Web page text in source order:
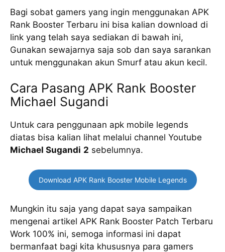
Bagi sobat gamers yang ingin menggunakan APK
Rank Booster Terbaru ini bisa kalian download di
link yang telah saya sediakan di bawah ini,
Gunakan sewajarnya saja sob dan saya sarankan
untuk menggunakan akun Smurf atau akun kecil.
Cara Pasang APK Rank Booster
Michael Sugandi
Untuk cara penggunaan apk mobile legends
diatas bisa kalian lihat melalui channel Youtube
Michael Sugandi 2 sebelumnya.
Download APK Rank Booster Mobile Legends
Mungkin itu saja yang dapat saya sampaikan
mengenai artikel APK Rank Booster Patch Terbaru
Work 100% ini, semoga informasi ini dapat
bermanfaat bagi kita khususnya para gamers